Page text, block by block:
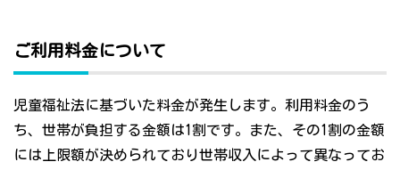
ご利用料金について
児童福祉法に基づいた料金が発生します。利用料金のう
ち、世帯が負担する金額は1割です。また、その1割の金額
には上限額が決められており世帯収入によって異なってお